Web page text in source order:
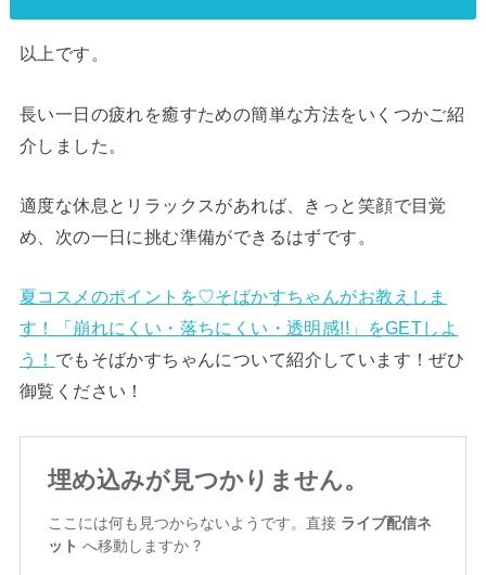
以上です。
長い一日の疲れを癒すための簡単な方法をいくつかご紹
介しました。
適度な休息とリラックスがあれば、きっと笑顔で目覚
め、次の一日に挑む準備ができるはずです。
夏コスメのポイントを♡そばかすちゃんがお教えしま
す！「崩れにくい・落ちにくい・透明感!!」をGETしよ
う！ でもそばかすちゃんについて紹介しています！ぜひ
御覧ください！